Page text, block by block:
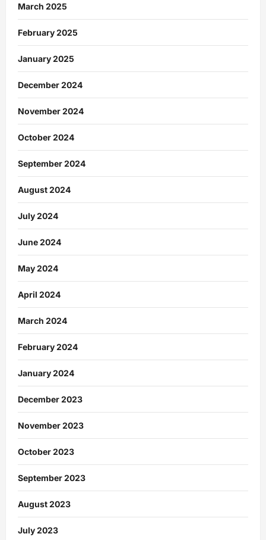
March 2025
February 2025
January 2025
December 2024
November 2024
October 2024
September 2024
August 2024
July 2024
June 2024
May 2024
April 2024
March 2024
February 2024
January 2024
December 2023
November 2023
October 2023
September 2023
August 2023
July 2023